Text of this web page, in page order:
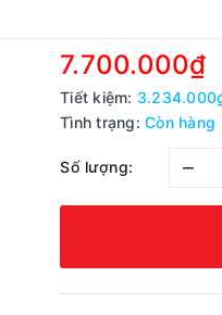
7.700.000₫
Tiết kiệm:
Tình trạng: Còn hàng
Số lượng: –